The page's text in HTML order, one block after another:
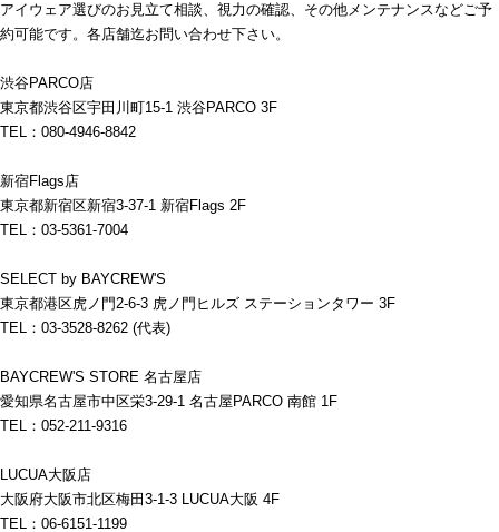
アイウェア選びのお見立て相談、視力の確認、その他メンテナンスなどご予
約可能です。各店舗迄お問い合わせ下さい。
渋谷PARCO店
東京都渋谷区宇田川町15-1 渋谷PARCO 3F
TEL：080-4946-8842
新宿Flags店
東京都新宿区新宿3-37-1 新宿Flags 2F
TEL：03-5361-7004
SELECT by BAYCREW'S
東京都港区虎ノ門2-6-3 虎ノ門ヒルズ ステーションタワー 3F
TEL：03-3528-8262 (代表)
BAYCREW'S STORE 名古屋店
愛知県名古屋市中区栄3-29-1 名古屋PARCO 南館 1F
TEL：052-211-9316
LUCUA大阪店
大阪府大阪市北区梅田3-1-3 LUCUA大阪 4F
TEL：06-6151-1199